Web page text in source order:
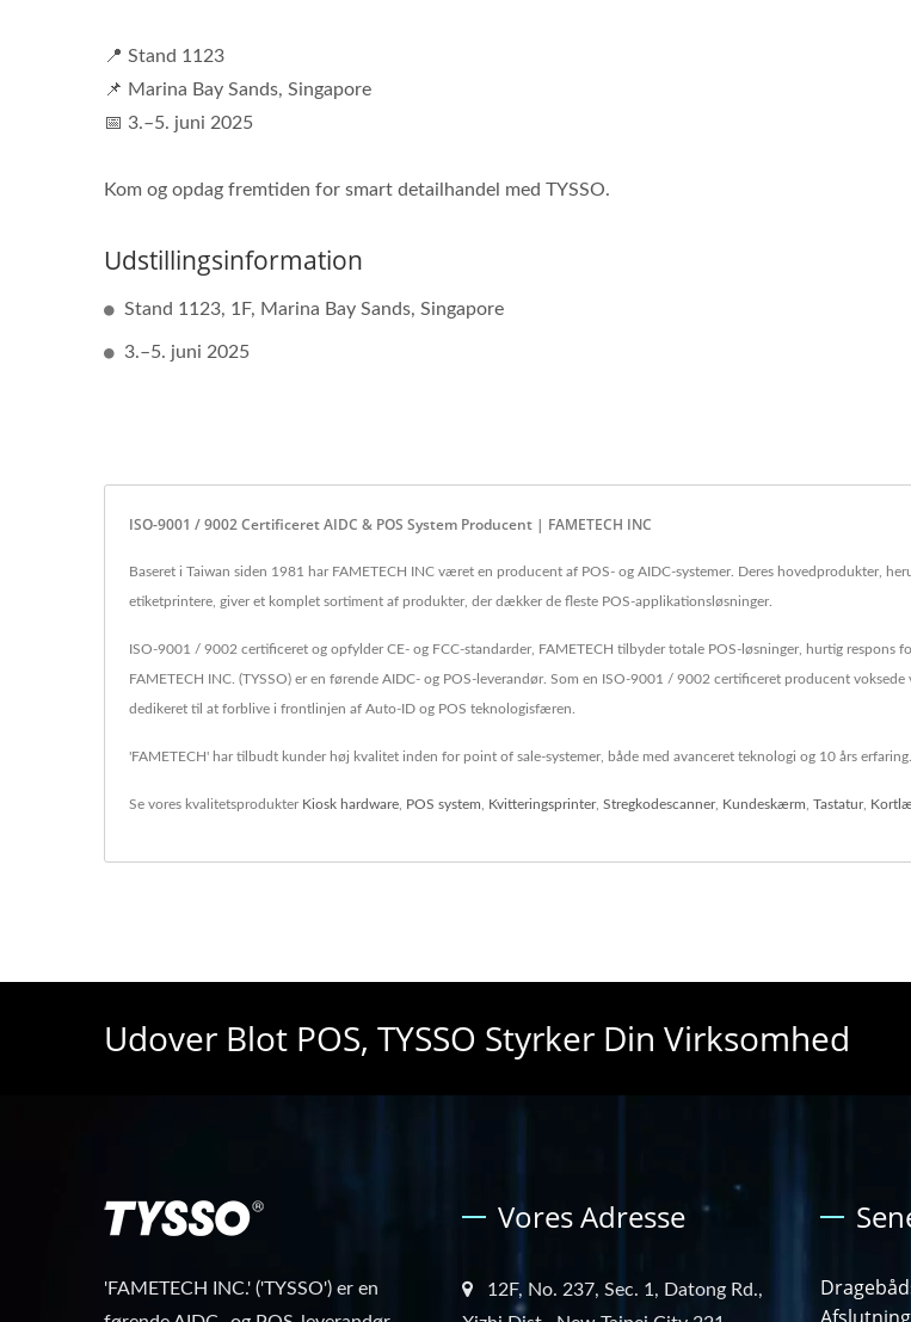
📍 Stand 1123
📌 Marina Bay Sands, Singapore
📅 3.–5. juni 2025
Kom og opdag fremtiden for smart detailhandel med TYSSO.
Udstillingsinformation
Stand 1123, 1F, Marina Bay Sands, Singapore
3.–5. juni 2025
ISO-9001 / 9002 Certificeret AIDC & POS System Producent | FAMETECH INC
Baseret i Taiwan siden 1981 har FAMETECH INC været en producent af POS- og AIDC-systemer. Deres hovedprodukter,
etiketprintere, giver et komplet sortiment af produkter, der dækker de fleste POS-applikationsløsninger.
ISO-9001 / 9002 certificeret og opfylder CE- og FCC-standarder, FAMETECH tilbyder totale POS-løsninger, hurtig
FAMETECH INC. (TYSSO) er en førende AIDC- og POS-leverandør. Som en ISO-9001 / 9002 certificeret producent
dedikeret til at forblive i frontlinjen af Auto-ID og POS teknologisfæren.
'FAMETECH' har tilbudt kunder høj kvalitet inden for point of sale-systemer, både med avanceret teknologi og 10 års
Se vores kvalitetsprodukter Kiosk hardware POS system Kvitteringsprinter, Stregkodescanner, Kundeskærm Tastatur,
Udover Blot POS, TYSSO Styrker Din Virksomhed
'FAMETECH INC.' ('TYSSO') er en
Vores Adresse
12F, No. 237, Sec. 1, Datong Rd.,